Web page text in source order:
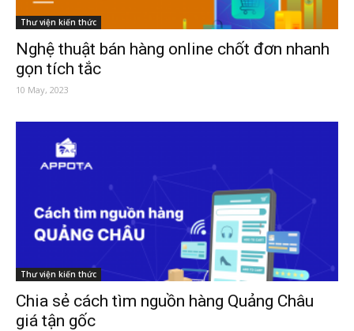
Thư viện kiến thức
Nghệ thuật bán hàng online chốt đơn nhanh
gọn tích tắc
10 May, 2023
Thư viện kiến thức
Chia sẻ cách tìm nguồn hàng Quảng Châu
giá tận gốc